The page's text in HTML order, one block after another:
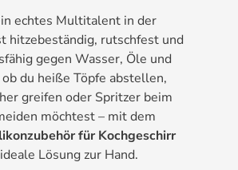
echtes Multitalent in der
hitzebeständig, rutschfest und
gegen Wasser, Öle und
du heiße Töpfe abstellen,
greifen oder Spritzer beim
möchtest – mit dem
für Kochgeschirr
Lösung zur Hand.